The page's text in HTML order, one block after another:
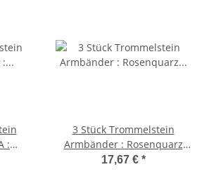
:
&
3 Stück Trommelstein
Armbänder : Rosenquarz
Amethyst und Aventurin
17,67 € *